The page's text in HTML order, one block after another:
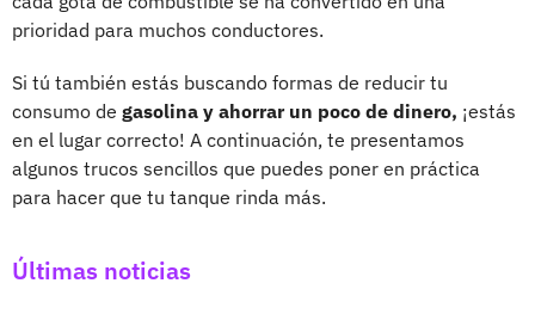
prioridad para muchos conductores.
Si tú también estás buscando formas de reducir tu
consumo de gasolina y ahorrar un poco de dinero, ¡estás
en el lugar correcto! A continuación, te presentamos
algunos trucos sencillos que puedes poner en práctica
para hacer que tu tanque rinda más.
Últimas noticias